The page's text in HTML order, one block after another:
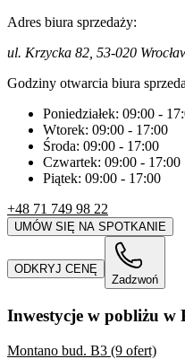
Adres biura sprzedaży:
ul. Krzycka 82, 53-020
Godziny otwarcia biura
Poniedziałek: 09:00 -
Wtorek: 09:00 - 17:00
Środa: 09:00 - 17:00
Czwartek: 09:00 - 17:00
Piątek: 09:00 - 17:00
+48 71 749 98 22
UMÓW SIĘ NA SPOTKANIE
ODKRYJ CENĘ
Zadzwoń
Inwestycje w pobliżu w
Montano bud. B3 (9 ofert)